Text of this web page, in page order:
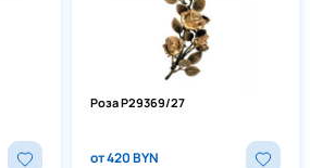
Роза P29369/27
от 420 BYN